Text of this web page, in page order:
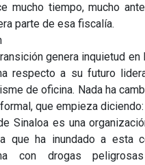
mucho tiempo, mucho
parte de esa fiscalía.
genera inquietud en
respecto a su futuro
de oficina. Nada ha
que empieza diciendo:
Sinaloa es una
que ha inundado a esta
con drogas